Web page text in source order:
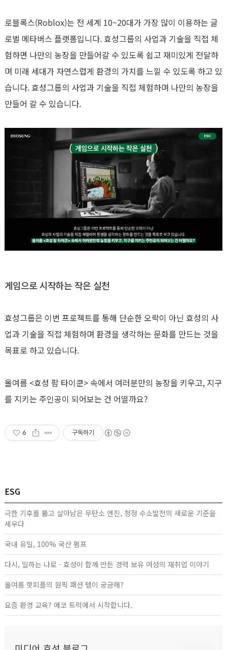
로블록스(Roblox)는 전 세계 10~20대가 가장 많이 이용하는 글
로벌 메타버스 플랫폼입니다.효성그룹의 사업과 기술을 직접 체
험하면 나만의 농장을 만들어갈 수 있도록 쉽고 재미있게 전달하
며 미래 세대가 자연스럽게 환경의 가치를 느낄 수 있도록 하고 있
습니다.효성그룹의 사업과 기술을 직접 체험하며 나만의 농장을
만들어 갈 수 있습니다.
게임으로 시작하는 작은 실천
효성그룹은 이번 프로젝트를 통해 단순한 오락이 아닌 효성의 사
업과 기술을 직접 체험하며 환경을 생각하는 문화를 만드는 것을
목표로 하고 있습니다.
올여름 <효성 팜 타이쿤> 속에서 여러분만의 농장을 키우고, 지구
를 지키는 주인공이 되어보는 건 어떨까요?
6 구독하기
ESG
극한 기후를 뚫고 살아남은 무탄소 엔진, 청정 수소발전의 새로운 기준을
세우다
국내 유일, 100% 국산 펌프
다시, 일하는 나로 - 효성이 함께 만든 경력 보유 여성의 재취업 이야기
올여름 핫피플의 원픽 패션 템이 궁금해?
요즘 환경 교육? 에코 트럭에서 시작합니다.